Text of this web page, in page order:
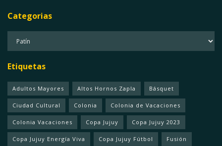
Categorias
Etiquetas
Adultos Mayores Altos Hornos Zapla Básquet
Ciudad Cultural Colonia Colonia de Vacaciones
Colonia Vacaciones Copa Jujuy Copa Jujuy 2023
Copa Jujuy Energía Viva Copa Jujuy Fútbol Fusión